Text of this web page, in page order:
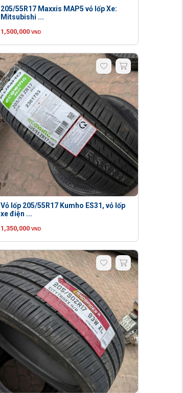
205/55R17 Maxxis MAP5 vỏ lốp Xe:
Mitsubishi ...
1,500,000 VND
Vỏ lốp 205/55R17 Kumho ES31, vỏ lốp
xe điện ...
1,350,000 VND